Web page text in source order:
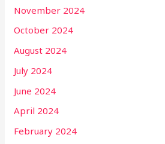
November 2024
October 2024
August 2024
July 2024
June 2024
April 2024
February 2024